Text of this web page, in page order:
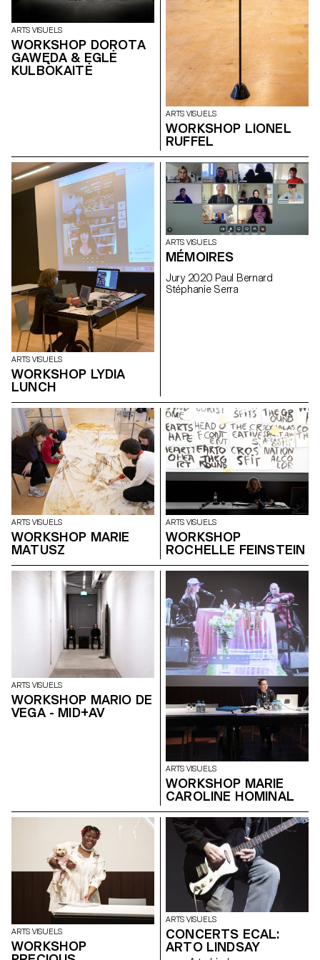
ARTS VISUELS
WORKSHOP DOROTA
GAWĘDA & EGLĖ
KULBOKAITĖ
ARTS VISUELS
WORKSHOP LIONEL
RUFFEL
ARTS VISUELS
WORKSHOP LYDIA
LUNCH
ARTS VISUELS
MÉMOIRES
Jury 2020 Paul Bernard
Stéphanie Serra
ARTS VISUELS
WORKSHOP MARIE
MATUSZ
ARTS VISUELS
WORKSHOP
ROCHELLE FEINSTEIN
ARTS VISUELS
WORKSHOP MARIO DE
VEGA - MID+AV
ARTS VISUELS
WORKSHOP MARIE
CAROLINE HOMINAL
ARTS VISUELS
WORKSHOP
ARTS VISUELS
CONCERTS ECAL:
ARTO LINDSAY